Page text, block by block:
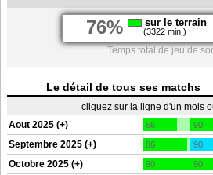
76% sur le terrain
(3322 min.)
Temps total de jeu de
Le détail de tous ses matchs
cliquez sur la ligne d'un mois
Aout 2025 (+)
66 90
Septembre 2025 (+) 86 90
Octobre 2025 (+) 90 90